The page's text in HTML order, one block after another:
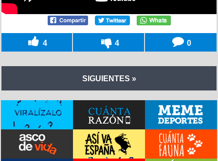
4 4 0
SIGUIENTES »